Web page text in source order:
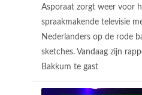
Asporaat zorgt weer voor
spraakmakende televisie
Nederlanders op de rode
sketches. Vandaag zijn
Bakkum te gast